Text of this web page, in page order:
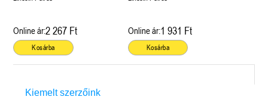
Online ár:2 267 Ft
Kosárba
Online ár:1 931 Ft
Kosárba
Kiemelt szerzőink